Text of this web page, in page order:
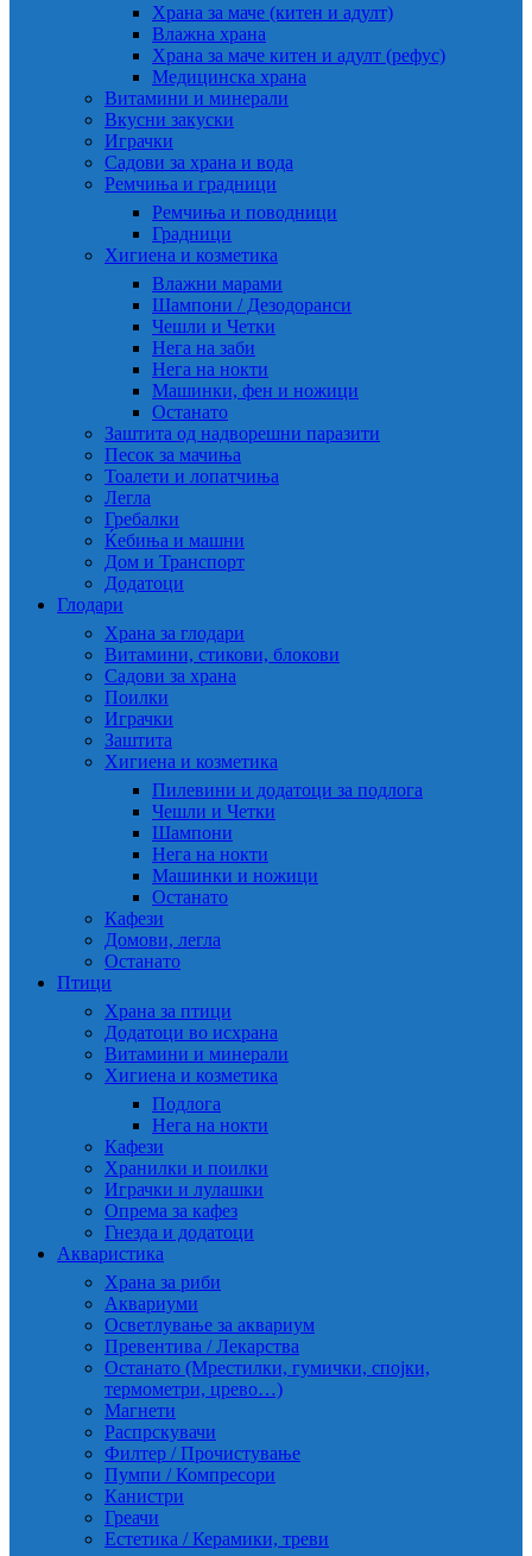
Храна за маче (китен и адулт)
Влажна храна
Храна за маче китен и адулт (рефус)
Медицинска храна
Витамини и минерали
Вкусни закуски
Играчки
Садови за храна и вода
Ремчиња и градници
Ремчиња и поводници
Градници
Хигиена и козметика
Влажни марами
Шампони / Дезодоранси
Чешли и Четки
Нега на заби
Нега на нокти
Машинки, фен и ножици
Останато
Заштита од надворешни паразити
Песок за мачиња
Тоалети и лопатчиња
Легла
Гребалки
Ќебиња и машни
Дом и Транспорт
Додатоци
Глодари
Храна за глодари
Витамини, стикови, блокови
Садови за храна
Поилки
Играчки
Заштита
Хигиена и козметика
Пилевини и додатоци за подлога
Чешли и Четки
Шампони
Нега на нокти
Машинки и ножици
Останато
Кафези
Домови, легла
Останато
Птици
Храна за птици
Додатоци во исхрана
Витамини и минерали
Хигиена и козметика
Подлога
Нега на нокти
Кафези
Хранилки и поилки
Играчки и лулашки
Опрема за кафез
Гнезда и додатоци
Акваристика
Храна за риби
Аквариуми
Осветлување за аквариум
Превентива / Лекарства
Останато (Мрестилки, гумички, спојки,
термометри, црево…)
Магнети
Распрскувачи
Филтер / Прочистување
Пумпи / Компресори
Канистри
Греачи
Естетика / Керамики, треви